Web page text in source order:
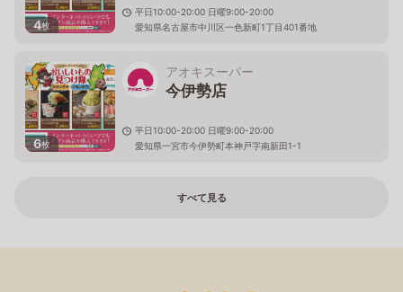
4枚
平日10:00-20:00 日曜9:00-20:00
愛知県名古屋市中川区一色新町1丁目401番地
6枚
アオキスーパー
今伊勢店
平日10:00-20:00 日曜9:00-20:00
愛知県一宮市今伊勢町本神戸字南新田1-1
すべて見る